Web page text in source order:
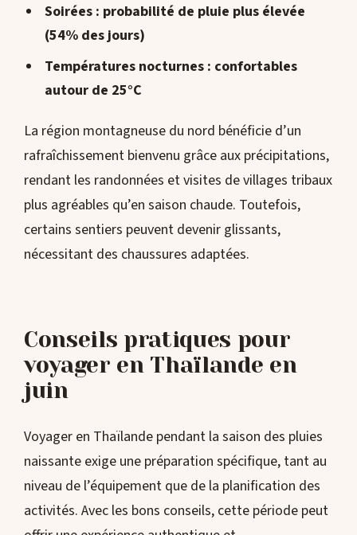
Soirées : probabilité de pluie plus élevée
(54% des jours)
Températures nocturnes : confortables
autour de 25°C
La région montagneuse du nord bénéficie d’un
rafraîchissement bienvenu grâce aux précipitations,
rendant les randonnées et visites de villages tribaux
plus agréables qu’en saison chaude. Toutefois,
certains sentiers peuvent devenir glissants,
nécessitant des chaussures adaptées.
Conseils pratiques pour
voyager en Thaïlande en
juin
Voyager en Thaïlande pendant la saison des pluies
naissante exige une préparation spécifique, tant au
niveau de l’équipement que de la planification des
activités. Avec les bons conseils, cette période peut